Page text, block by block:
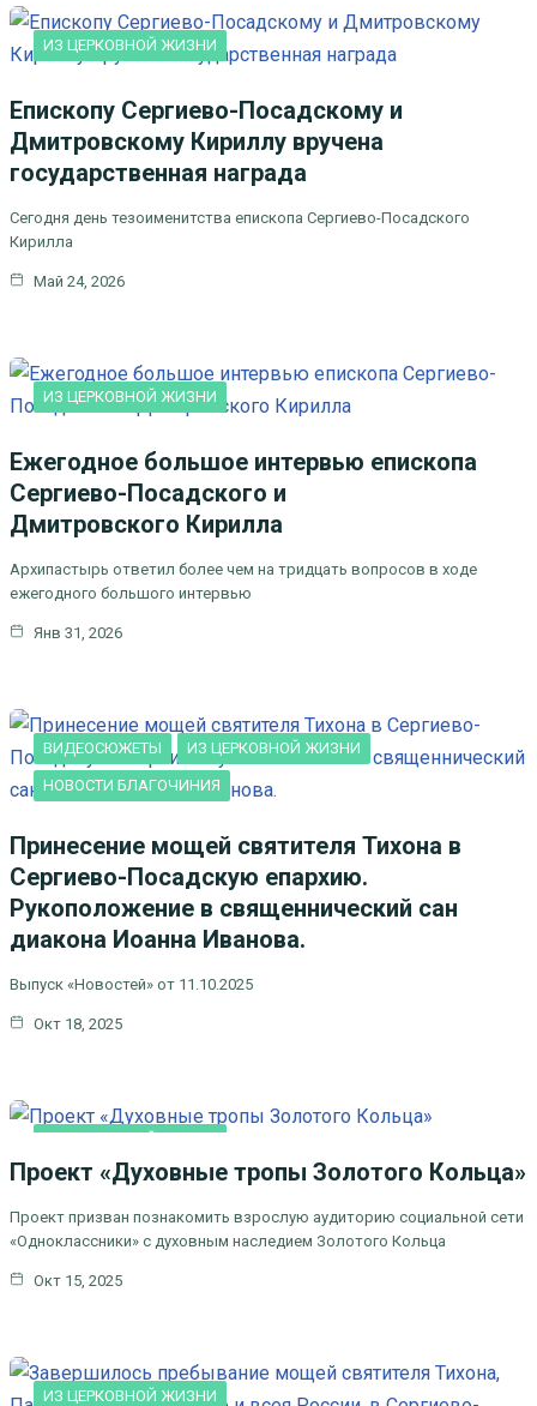
ИЗ ЦЕРКОВНОЙ ЖИЗНИ
Епископу Сергиево-Посадскому и
Дмитровскому Кириллу вручена
государственная награда
Сегодня день тезоименитства епископа Сергиево-Посадского
Кирилла
Май 24, 2026
ИЗ ЦЕРКОВНОЙ ЖИЗНИ
Ежегодное большое интервью епископа
Сергиево-Посадского и
Дмитровского Кирилла
Архипастырь ответил более чем на тридцать вопросов в ходе
ежегодного большого интервью
Янв 31, 2026
ВИДЕОСЮЖЕТЫ ИЗ ЦЕРКОВНОЙ ЖИЗНИ
НОВОСТИ БЛАГОЧИНИЯ
Принесение мощей святителя Тихона в
Сергиево-Посадскую епархию.
Рукоположение в священнический сан
диакона Иоанна Иванова.
Выпуск «Новостей» от 11.10.2025
Окт 18, 2025
Проект «Духовные тропы Золотого Кольца»
Проект призван познакомить взрослую аудиторию социальной сети
«Одноклассники» с духовным наследием Золотого Кольца
Окт 15, 2025
ИЗ ЦЕРКОВНОЙ ЖИЗНИ